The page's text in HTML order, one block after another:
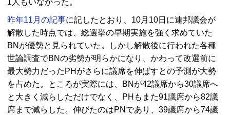
1人もいなかった。
昨年11月の記事に記したとおり、10月10日に連邦議会が
解散した時点では、総選挙の早期実施を強く求めていた
BN が優勢と見られていた。しかし解散後に行われた各種
世論調査でBNの劣勢が明らかになり、かわって改選前に
最大勢力だった PH がさらに議席を伸ばすとの予測が大勢
を占めた。ところが実際には、
BN が42議席から30議席へ
と大きく減らしただけでなく、
PH もまた91議席から82議
席まで減らした。伸びたのはPN であり、39議席から74議